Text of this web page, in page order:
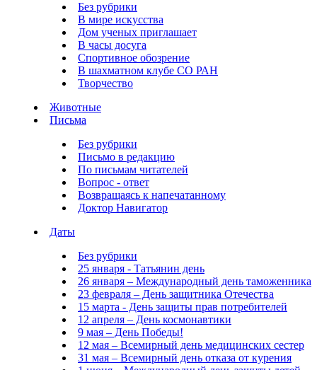
Без рубрики
В мире искусства
Дом ученых приглашает
В часы досуга
Спортивное обозрение
В шахматном клубе СО РАН
Творчество
Животные
Письма
Без рубрики
Письмо в редакцию
По письмам читателей
Вопрос - ответ
Возвращаясь к напечатанному
Доктор Навигатор
Даты
Без рубрики
25 января - Татьянин день
26 января – Международный день таможенника
23 февраля – День защитника Отечества
15 марта - День защиты прав потребителей
12 апреля – День космонавтики
9 мая – День Победы!
12 мая – Всемирный день медицинских сестер
31 мая – Всемирный день отказа от курения